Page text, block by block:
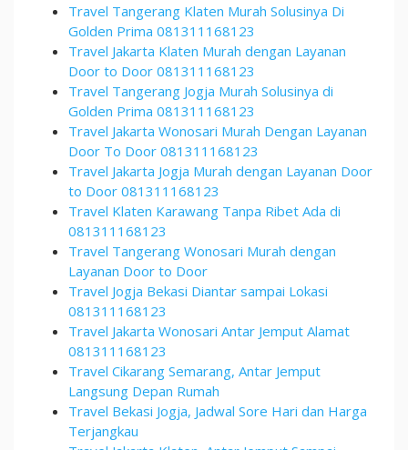
Travel Tangerang Klaten Murah Solusinya Di
Golden Prima 081311168123
Travel Jakarta Klaten Murah dengan Layanan
Door to Door 081311168123
Travel Tangerang Jogja Murah Solusinya di
Golden Prima 081311168123
Travel Jakarta Wonosari Murah Dengan Layanan
Door To Door 081311168123
Travel Jakarta Jogja Murah dengan Layanan Door
to Door 081311168123
Travel Klaten Karawang Tanpa Ribet Ada di
081311168123
Travel Tangerang Wonosari Murah dengan
Layanan Door to Door
Travel Jogja Bekasi Diantar sampai Lokasi
081311168123
Travel Jakarta Wonosari Antar Jemput Alamat
081311168123
Travel Cikarang Semarang, Antar Jemput
Langsung Depan Rumah
Travel Bekasi Jogja, Jadwal Sore Hari dan Harga
Terjangkau